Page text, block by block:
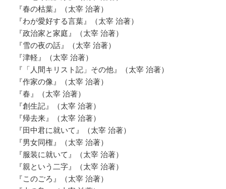
『春の枯葉』（太宰 治著）
『わが愛好する言葉』（太宰 治著）
『政治家と家庭』（太宰 治著）
『雪の夜の話』（太宰 治著）
『津軽』（太宰 治著）
『「人間キリスト記」その他』（太宰 治著）
『作家の像』（太宰 治著）
『春』（太宰 治著）
『創生記』（太宰 治著）
『帰去来』（太宰 治著）
『田中君に就いて』（太宰 治著）
『男女同権』（太宰 治著）
『服装に就いて』（太宰 治著）
『親という二字』（太宰 治著）
『このごろ』（太宰 治著）